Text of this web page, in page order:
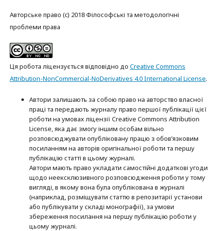
Авторське право (c) 2018 Філософські та методологічні
проблеми права
Ця робота ліцензується відповідно до Creative Commons
Attribution-NonCommercial-NoDerivatives 4.0 International License.
Автори залишають за собою право на авторство власної
праці та передають журналу право першої публікації цієї
роботи на умовах ліцензії Creative Commons Attribution
License, яка дає змогу іншим особам вільно
розповсюджувати опубліковану працю з обов’язковим
посиланням на авторів оригінальної роботи та першу
публікацію статті в цьому журналі.
Автори мають право укладати самостійні додаткові угоди
щодо неексклюзивного розповсюдження роботи у тому
вигляді, в якому вона була опублікована в журналі
(наприклад, розміщувати статтю в репозитарії установи
або публікувати у складі монографії), за умови
збереження посилання на першу публікацію роботи у
цьому журналі.